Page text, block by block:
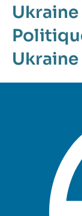
Ukraine
Ukraine